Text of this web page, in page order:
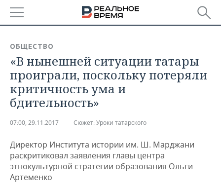
БАШКОРТОСТАН
ТАТАРСТАН
УДМУРТИЯ
НОВОСТИ
АНАЛИТИКА
НОВОСТИ АНАЛИТИКИ
ДЕКЛАРАЦИИ О ДОХОДАХ
КОРОЛИ ГОСЗАКАЗА ПФО
ВУЗЫ ТАТАРСТАНА
ЭКОНОМИКА
НОВОСТИ ЭКОНОМИКИ
ФИНАНСЫ
БАНКИ
ПРОМЫШЛЕННОСТЬ
НОВОСТИ
ПРОМЫШЛЕННОСТИ
АГРОПРОМ
НЕДВИЖИМОСТЬ
НОВОСТИ НЕДВИЖИМОСТИ
АВТО
ОБЩЕСТВО
«В нынешней ситуации татары
проиграли, поскольку потеряли
критичность ума и
бдительность»
07:00, 29.11.2017 Сюжет: Уроки татарского
Директор Института истории им. Ш. Марджани
раскритиковал заявления главы центра
этнокультурной стратегии образования Ольги
Артеменко